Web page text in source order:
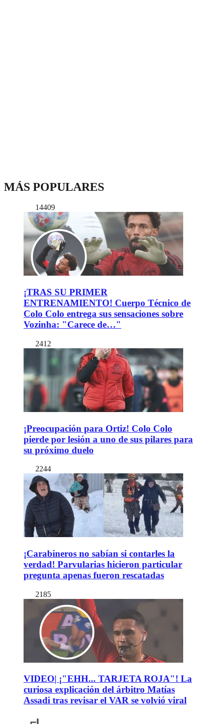
MÁS POPULARES
14409
¡TRAS SU PRIMER
ENTRENAMIENTO! Cuerpo Técnico de
Colo Colo entrega sus sensaciones sobre
Vozinha: "Carece de…"
2412
¡Preocupación para Ortiz! Colo Colo
pierde por lesión a uno de sus pilares para
su próximo duelo
2244
¡Carabineros no sabían si contarles la
verdad! Parvularias hicieron particular
pregunta apenas fueron rescatadas
2185
VIDEO| ¡"EHH... TARJETA ROJA"! La
curiosa explicación del árbitro Matías
Assadi tras revisar el VAR se volvió viral